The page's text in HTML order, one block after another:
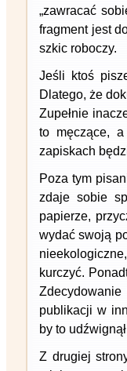
„zawracać
fragment jest
szkic roboczy.
Jeśli ktoś
Dlatego, że
Zupełnie
to męczące,
zapiskach
Poza tym
zdaje sobie
papierze,
wydać swoją
kurczyć.
publikacji w
by to
Z drugiej